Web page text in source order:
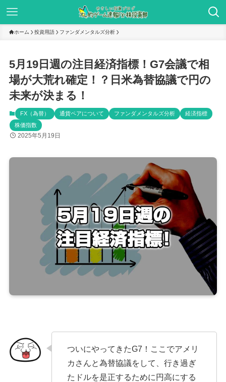
ホーム 投資用語 ファンダメンタルズ分析
5月19日週の注目経済指標！G7会議で相
場が大荒れ確定！？日米為替協議で円の
未来が決まる！
FX（為替） 通貨ペアについて ファンダメンタルズ分析
経済指標
株価指数
2025年5月19日
ついにやってきたG7！ここでアメリ
カさんと為替協議をして、行き過ぎ
たドルを是正するために円高にする